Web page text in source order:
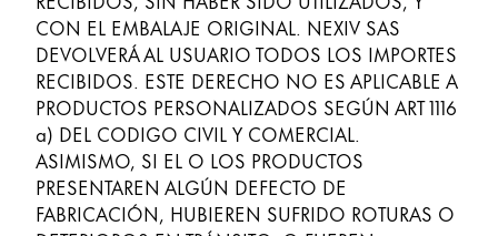
CON EL EMBALAJE ORIGINAL. NEXIV SAS
DEVOLVERÁ AL USUARIO TODOS LOS IMPORTES
RECIBIDOS. ESTE DERECHO NO ES APLICABLE A
PRODUCTOS PERSONALIZADOS SEGÚN ART 1116
a) DEL CODIGO CIVIL Y COMERCIAL.
ASIMISMO, SI EL O LOS PRODUCTOS
PRESENTAREN ALGÚN DEFECTO DE
FABRICACIÓN, HUBIEREN SUFRIDO ROTURAS O